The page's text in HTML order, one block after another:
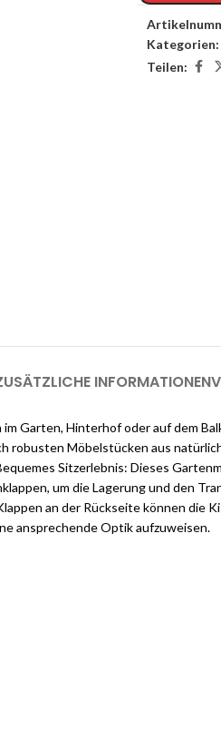
Kategorien:
Teilen:
INFORMATIONEN
Garten, Hinterhof oder auf dem
robusten Möbelstücken aus
Sitzerlebnis: Dieses
um die Lagerung und den
an der Rückseite können
ansprechende Optik aufzuweisen.